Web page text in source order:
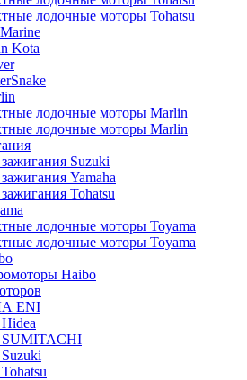
лодочные моторы Tohatsu
Kota
лодочные моторы Marlin
лодочные моторы Marlin
Suzuki
Yamaha
Tohatsu
лодочные моторы Toyama
лодочные моторы Toyama
Haibo
ENI